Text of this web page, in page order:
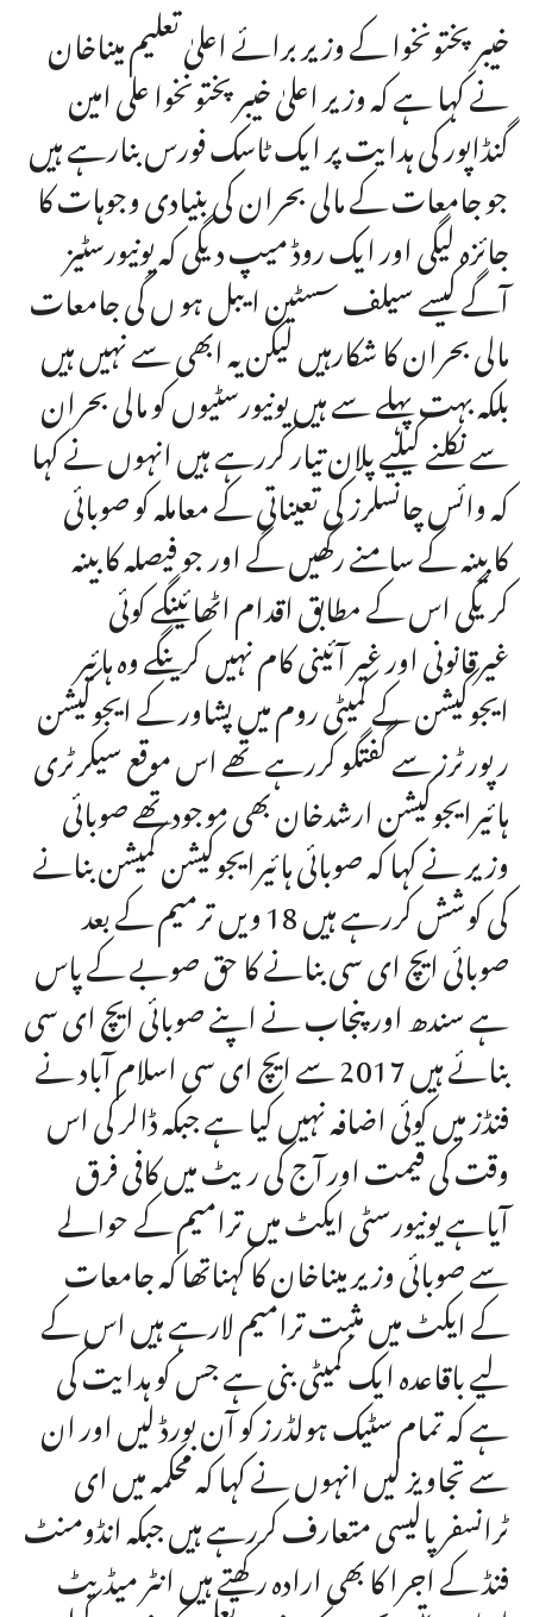
خیبر پختونخوا کے وزیر برائے اعلیٰ تعلیم میناخان
نے کہا ہے کہ وزیر اعلیٰ خیبر پختونخوا علی امین
گنڈاپور کی ہدایت پر ایک ٹاسک فورس بنارہے ہیں
جو جامعات کے مالی بحران کی بنیادی وجوہات کا
جائزہ لیگی اور ایک روڈ میپ دیگی کہ یونیورسٹیز
آگے کیسے سیلف سسٹین ایبل ہو ں گی جامعات
مالی بحران کا شکارہیں لیکن یہ ابھی سے نہیں ہیں
بلکہ بہت پہلے سے ہیں یونیورسٹیوں کو مالی بحران
سے نکلنے کیلیے پلان تیار کررہے ہیں انہوں نے کہا
کہ وائس چانسلرز کی تعیناتی کے معاملہ کو صوبائی
کابینہ کے سامنے رکھیں گے اور جو فیصلہ کابینہ
کریگی اس کے مطابق اقدام اٹھائینگے کوئی
غیرقانونی اور غیر آئینی کام نہیں کرینگے وہ ہائیر
ایجوکیشن کے کمیٹی روم میں پشاور کے ایجوکیشن
رپورٹرز سے گفتگو کررہے تھے اس موقع سیکرٹری
ہائیرایجوکیشن ارشدخان بھی موجودتھے صوبائی
وزیر نے کہا کہ صوبائی ہائیرایجوکیشن کمیشن بنانے
کی کوشش کررہے ہیں 18 ویں ترمیم کے بعد
صوبائی ایچ ای سی بنانے کا حق صوبے کے پاس
ہے سندھ اور پنجاب نے اپنے صوبائی ایچ ای سی
بنائے ہیں 2017 سے ایچ ای سی اسلام آباد نے
فنڈز میں کوئی اضافہ نہیں کیا ہے جبکہ ڈالر کی اس
وقت کی قیمت اور آج کی ریٹ میں کافی فرق
آیاہے یونیورسٹی ایکٹ میں ترامیم کے حوالے
سے صوبائی وزیر میناخان کا کہناتھا کہ جامعات
کے ایکٹ میں مثبت ترامیم لارہے ہیں اس کے
لیے باقاعدہ ایک کمیٹی بنی ہے جس کو ہدایت کی
ہے کہ تمام سٹیک ہولڈرز کو آن بورڈ لیں اور ان
سے تجاویز لیں انہوں نے کہا کہ محکمہ میں ای
ٹرانسفر پالیسی متعارف کررہے ہیں جبکہ انڈومنٹ
فنڈ کے اجرا کا بھی ارادہ رکھتے ہیں انٹر میڈیٹ